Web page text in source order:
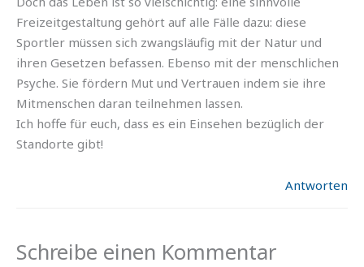
Freizeitgestaltung gehört auf alle Fälle dazu: diese
Sportler müssen sich zwangsläufig mit der Natur und
ihren Gesetzen befassen. Ebenso mit der menschlichen
Psyche. Sie fördern Mut und Vertrauen indem sie ihre
Mitmenschen daran teilnehmen lassen.
Ich hoffe für euch, dass es ein Einsehen bezüglich der
Standorte gibt!
Antworten
Schreibe einen Kommentar